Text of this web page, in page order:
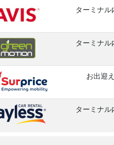
ターミナル
ターミナル
お出迎え
ターミナル